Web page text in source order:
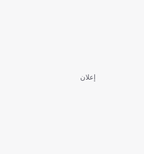
إعلان